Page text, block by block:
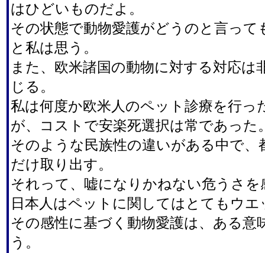
はひどいものだよ。
その状態で動物愛護がどうのと言って
と私は思う。
また、欧米諸国の動物に対する対応は
じる。
私は何度か欧米人のペット診療を行っ
が、コストで安楽死選択は常であった
そのような民族性の違いがある中で、
だけ取り出す。
それって、嘘になりかねない危うさを
日本人はペットに関してはとてもウ
その感性に基づく動物愛護は、ある意
う。